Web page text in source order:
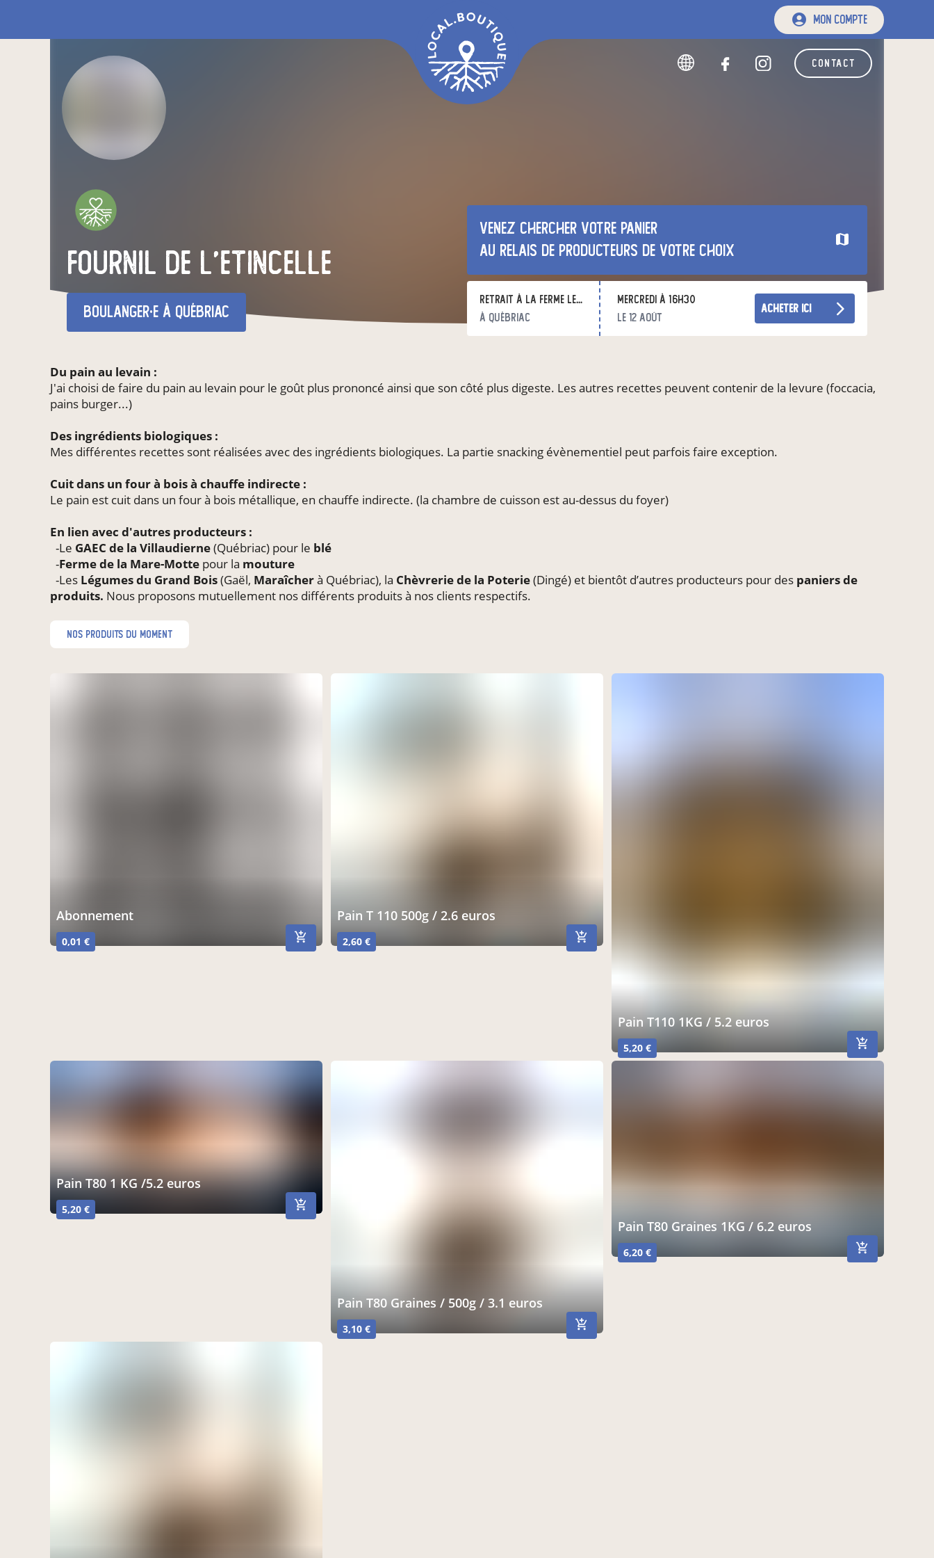
mon compte
contact
Fournil de l'Etincelle
boulanger·e à Québriac
Venez chercher votre panier
au relais de producteurs de votre choix
Retrait à la ferme Les Légumes du Grand Bois
à Québriac
mercredi à 16h30
le 12 août
acheter ici
Du pain au levain :
J'ai choisi de faire du pain au levain pour le goût plus prononcé ainsi que son côté plus digeste. Les autres recettes peuvent contenir de la levure (foccacia,
pains burger...)
Des ingrédients biologiques :
Mes différentes recettes sont réalisées avec des ingrédients biologiques. La partie snacking évènementiel peut parfois faire exception.
Cuit dans un four à bois à chauffe indirecte :
Le pain est cuit dans un four à bois métallique, en chauffe indirecte. (la chambre de cuisson est au-dessus du foyer)
En lien avec d'autres producteurs :
-Le GAEC de la Villaudierne(Québriac) pour le blé
-Ferme de la Mare-Motte pour la mouture
-Les Légumes du Grand Bois(Gaël, Maraîcherà Québriac), la Chèvrerie de la Poterie(Dingé) et bientôt d’autres producteurs pour des paniers de
produits. Nous proposons mutuellement nos différents produits à nos clients respectifs.
nos produits du moment
Abonnement
0,01 €
Pain T 110 500g / 2.6 euros
2,60 €
Pain T110 1KG / 5.2 euros
5,20 €
Pain T80 1 KG /5.2 euros
5,20 €
Pain T80 Graines / 500g / 3.1 euros
3,10 €
Pain T80 Graines 1KG / 6.2 euros
6,20 €